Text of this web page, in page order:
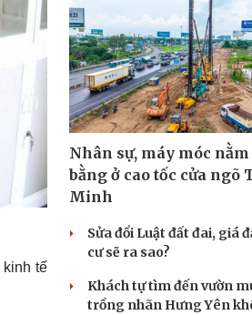
tế
Nhân sự, máy móc
bằng ở cao tốc cửa ngõ
Minh
Sửa đổi Luật đất đai, giá
cư sẽ ra sao?
Khách tự tìm đến vườn
trồng nhãn Hưng Yên